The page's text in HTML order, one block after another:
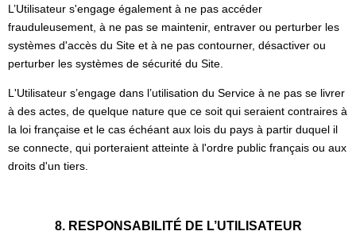
L’Utilisateur s'engage également à ne pas accéder
frauduleusement, à ne pas se maintenir, entraver ou perturber les
systèmes d'accès du Site et à ne pas contourner, désactiver ou
perturber les systèmes de sécurité du Site.
L'Utilisateur s’engage dans l’utilisation du Service à ne pas se livrer
à des actes, de quelque nature que ce soit qui seraient contraires à
la loi française et le cas échéant aux lois du pays à partir duquel il
se connecte, qui porteraient atteinte à l'ordre public français ou aux
droits d'un tiers.
8. RESPONSABILITÉ DE L’UTILISATEUR